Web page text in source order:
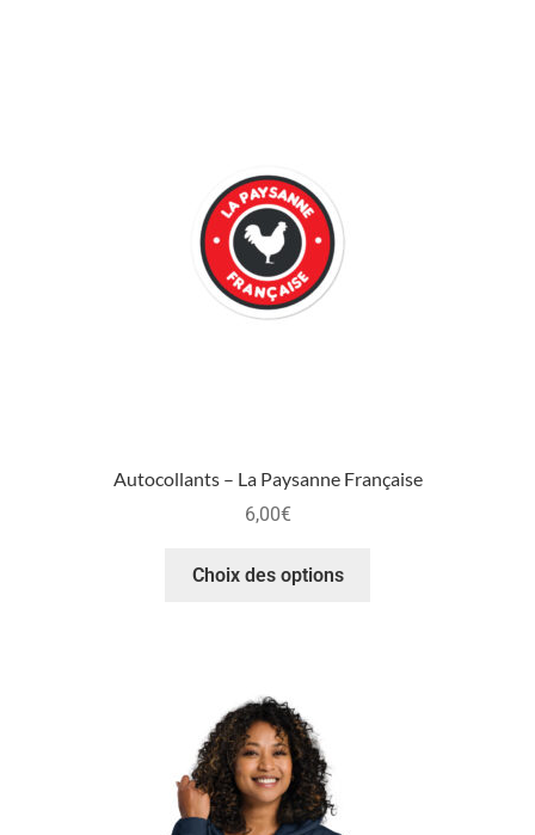
Autocollants – La Paysanne Française
6,00€
Choix des options